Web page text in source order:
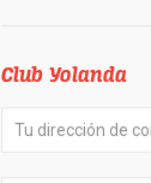
Club Yolanda